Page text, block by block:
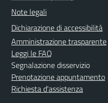
Note legali
Dichiarazione di accessibilità
Amministrazione trasparente
Leggi le FAQ
Segnalazione disservizio
Prenotazione appuntamento
Richiesta d'assistenza